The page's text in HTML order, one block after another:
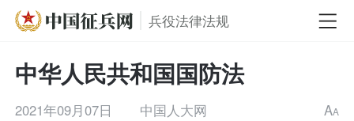
兵役法律法规
中华人民共和国国防法
2021年09月07日 中国人大网 AA